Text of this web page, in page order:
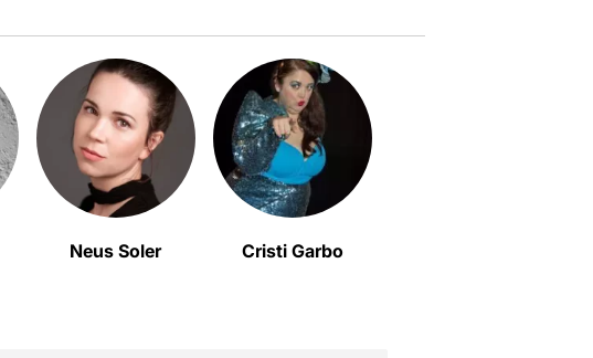
Neus Soler Cristi Garbo